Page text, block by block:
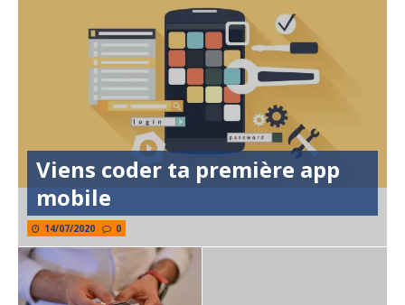
Viens coder ta première app
mobile
14/07/2020 0